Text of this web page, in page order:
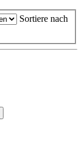
Sortiere nach